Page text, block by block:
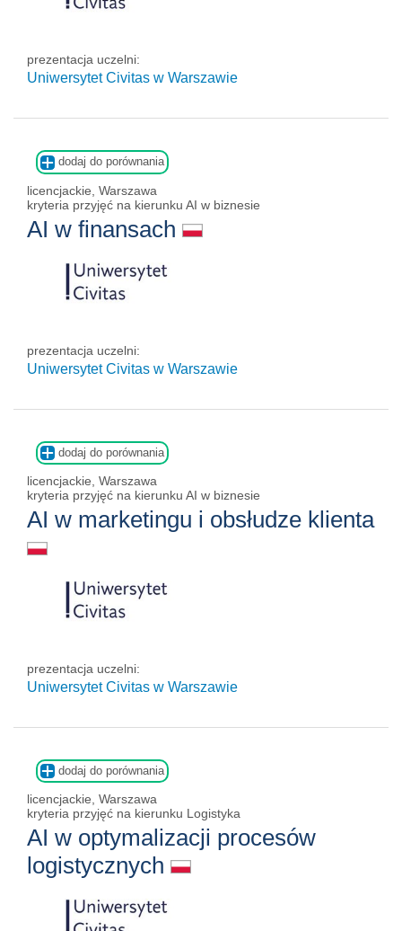
prezentacja uczelni:
Uniwersytet Civitas w Warszawie
dodaj do porównania
licencjackie, Warszawa
kryteria przyjęć na kierunku AI w biznesie
AI w finansach
prezentacja uczelni:
Uniwersytet Civitas w Warszawie
dodaj do porównania
licencjackie, Warszawa
kryteria przyjęć na kierunku AI w biznesie
AI w marketingu i obsłudze klienta
prezentacja uczelni:
Uniwersytet Civitas w Warszawie
dodaj do porównania
licencjackie, Warszawa
kryteria przyjęć na kierunku Logistyka
AI w optymalizacji procesów
logistycznych